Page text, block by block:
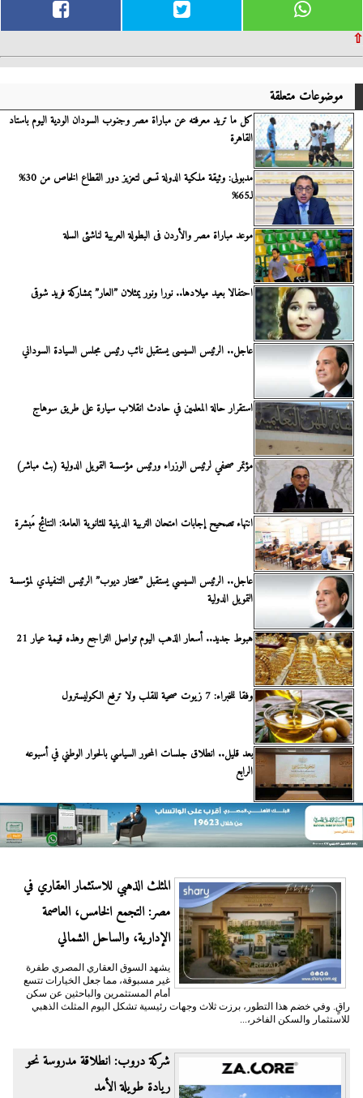
⇧
موضوعات متعلقة
كل ما تريد معرفته عن مباراة مصر وجنوب السودان الودية اليوم باستاد
القاهرة
مدبولى: وثيقة ملكية الدولة تسعى لتعزيز دور القطاع الخاص من 30%
لـ65%
موعد مباراة مصر والأردن فى البطولة العربية لناشئى السلة
احتفالا بعيد ميلادها.. نورا ونور يمثلان ”العار” بمشاركة فريد شوقى
عاجل.. الرئيس السيسى يستقبل نائب رئيس مجلس السيادة السوداني
استقرار حالة المعلمين في حادث انقلاب سيارة على طريق سوهاج
مؤتمر صحفي لرئيس الوزراء ورئيس مؤسسة التمويل الدولية (بث مباشر)
انتهاء تصحيح إجابات امتحان التربية الدينية للثانوية العامة: النتائج مُبشرة
عاجل.. الرئيس السيسي يستقبل ”مختار ديوب” الرئيس التنفيذي لمؤسسة
التمويل الدولية
هبوط جديد.. أسعار الذهب اليوم تواصل التراجع وهذه قيمة عيار 21
وفقا للخبراء: 7 زيوت صحية للقلب ولا ترفع الكوليسترول
بعد قليل.. انطلاق جلسات المحور السياسي بالحوار الوطني في أسبوعه
الرابع
المثلث الذهبي للاستثمار العقاري في
مصر: التجمع الخامس، العاصمة
الإدارية، والساحل الشمالي
يشهد السوق العقاري المصري طفرة
غير مسبوقة، مما جعل الخيارات تتسع
أمام المستثمرين والباحثين عن سكن
راقٍ. وفي خضم هذا التطور، برزت ثلاث وجهات رئيسية تشكل اليوم المثلث الذهبي
للاستثمار والسكن الفاخر،...
شركة دروب: انطلاقة مدروسة نحو
ريادة طويلة الأمد